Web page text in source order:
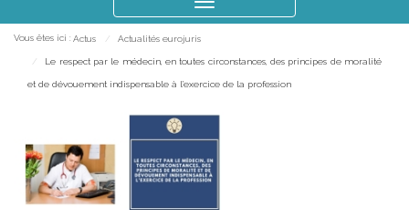
le
Vous êtes ici : Actus Actualités eurojuris
Le respect par le médecin, en toutes circonstances, des principes de moralité
et de dévouement indispensable à l’exercice de la profession